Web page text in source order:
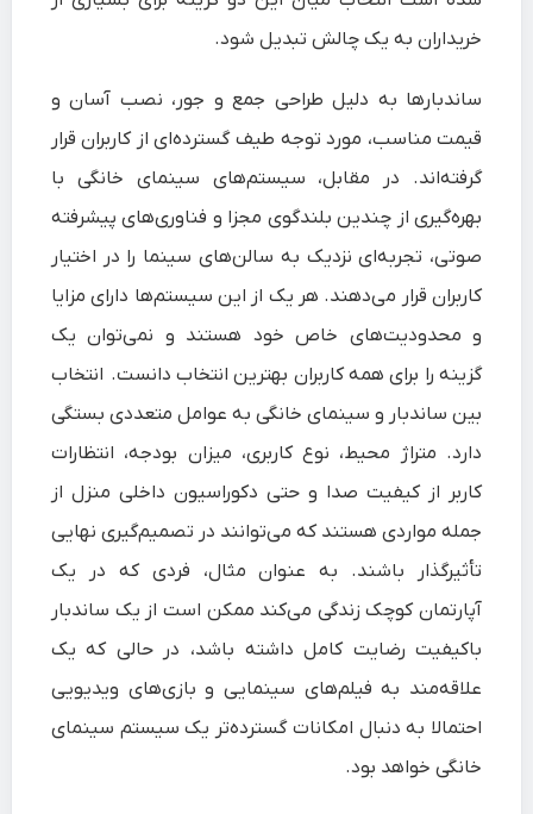
خریداران به یک چالش تبدیل شود.
ساندبارها به دلیل طراحی جمع‌ و جور، نصب آسان و
قیمت مناسب، مورد توجه طیف گسترده‌ای از کاربران قرار
گرفته‌اند. در مقابل، سیستم‌های سینمای خانگی با
بهره‌گیری از چندین بلندگوی مجزا و فناوری‌های پیشرفته
صوتی، تجربه‌ای نزدیک به سالن‌های سینما را در اختیار
کاربران قرار می‌دهند. هر یک از این سیستم‌ها دارای مزایا
و محدودیت‌های خاص خود هستند و نمی‌توان یک
گزینه را برای همه کاربران بهترین انتخاب دانست. انتخاب
بین ساندبار و سینمای خانگی به عوامل متعددی بستگی
دارد. متراژ محیط، نوع کاربری، میزان بودجه، انتظارات
کاربر از کیفیت صدا و حتی دکوراسیون داخلی منزل از
جمله مواردی هستند که می‌توانند در تصمیم‌گیری نهایی
تأثیرگذار باشند. به عنوان مثال، فردی که در یک
آپارتمان کوچک زندگی می‌کند ممکن است از یک ساندبار
باکیفیت رضایت کامل داشته باشد، در حالی که یک
علاقه‌مند به فیلم‌های سینمایی و بازی‌های ویدیویی
احتمالا به دنبال امکانات گسترده‌تر یک سیستم سینمای
خانگی خواهد بود.